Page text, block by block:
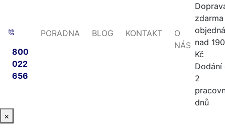
800
022
656
PORADNA BLOG KONTAKT
O
NÁS nad
Kč
Dodání
2
dnů
×